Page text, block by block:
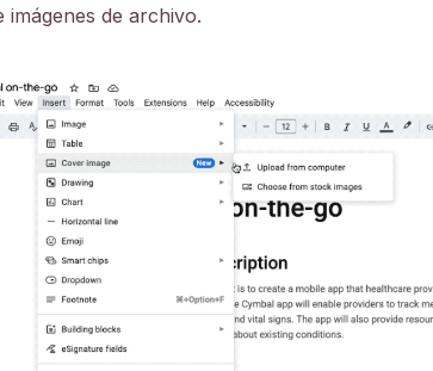
imágenes de archivo.